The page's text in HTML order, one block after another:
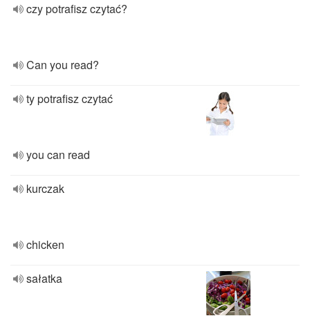
czy potrafisz czytać?
Can you read?
ty potrafisz czytać
you can read
kurczak
chicken
sałatka